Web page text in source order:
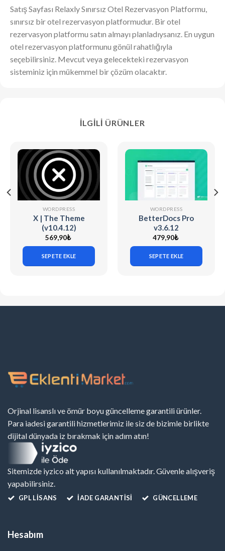
Satış Sayfası Relaxly Sınırsız Otel Rezervasyon Platformu,
sınırsız bir otel rezervasyon platformudur. Bir otel
rezervasyon platformu satın almayı planladıysanız. En uygun
otel rezervasyon platformunu gönül rahatlığıyla
seçebilirsiniz. Mevcut veya gelecekteki rezervasyon
sisteminiz için mükemmel bir çözüm olacaktır.
İLGILI ÜRÜNLER
WORDPRESS
X | The Theme
(v10.4.12)
569,90₺
SEPETE EKLE
WORDPRESS
BetterDocs Pro
v3.6.12
479,90₺
SEPETE EKLE
Orjinal lisanslı ve ömür boyu güncelleme garantili ürünler.
Para iadesi garantili hizmetlerimiz ile siz de bizimle birlikte
dijital dünyada iz bırakmak için adım atın!
Sitemizde iyzico alt yapısı kullanılmaktadır. Güvenle alışveriş
yapabilirsiniz.
GPL LISANS İADE GARANTİSİ GÜNCELLEME
Hesabım